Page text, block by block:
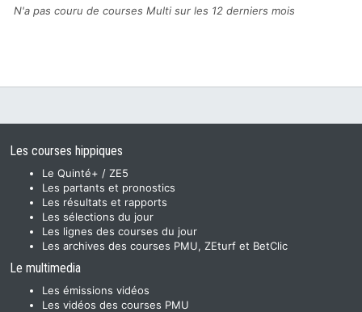
N'a pas couru de courses Multi sur les 12 derniers mois
Les courses hippiques
Le Quinté+ / ZE5
Les partants et pronostics
Les résultats et rapports
Les sélections du jour
Les lignes des courses du jour
Les archives des courses PMU, ZEturf et BetClic
Le multimedia
Les émissions vidéos
Les vidéos des courses PMU